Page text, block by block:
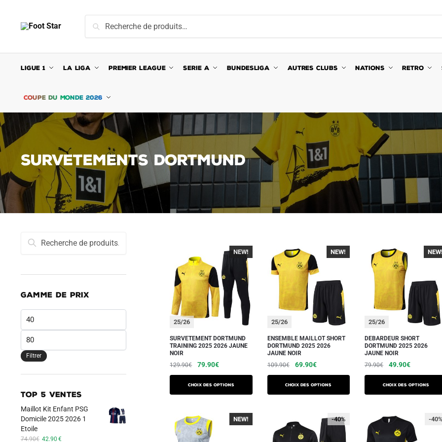
navigation
content
pour :
Recherche
LIGUE 1 LA LIGA PREMIER LEAGUE SERIE A BUNDESLIGA AUTRES CLUBS NATIONS RETRO
COUPE DU MONDE 2026
SURVETEMENTS DORTMUND
NEW!
25/26
SURVETEMENT DORTMUND
TRAINING 2025 2026 JAUNE
NOIR
129.90€
Le
prix
initial
était :
79.90€Le
prix
actuel
est :
Choix des options
produit
plusieurs
variations.
NEW!
25/26
ENSEMBLE MAILLOT SHORT
DORTMUND 2025 2026
JAUNE NOIR
109.90€
Le
prix
initial
était :
69.90€Le
prix
actuel
est :
Choix des options
produit
variations.
NEW!
25/26
DEBARDEUR SHORT
DORTMUND 2025 2026
JAUNE NOIR
79.90€
Le
prix
initial
était :
49.90€Le
prix
actuel
est :
Choix des options
produit
plusieurs
variations.
NEW! -40% -40%
Recherche
pour :
Recherche
GAMME DE PRIX
min
max
Filtrer
TOP 5 VENTES
Maillot Kit Enfant PSG
Domicile 2025 2026 1
Etoile
74.90€ Le
42.90 €Le